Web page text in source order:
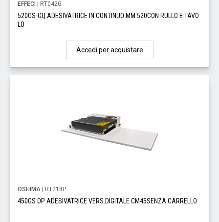
EFFECI | RT042G
520GS-GQ ADESIVATRICE IN CONTINUO MM.520CON RULLO E TAVO
LO
Accedi per acquistare
OSHIMA | RT218P
450GS OP ADESIVATRICE VERS.DIGITALE CM45SENZA CARRELLO